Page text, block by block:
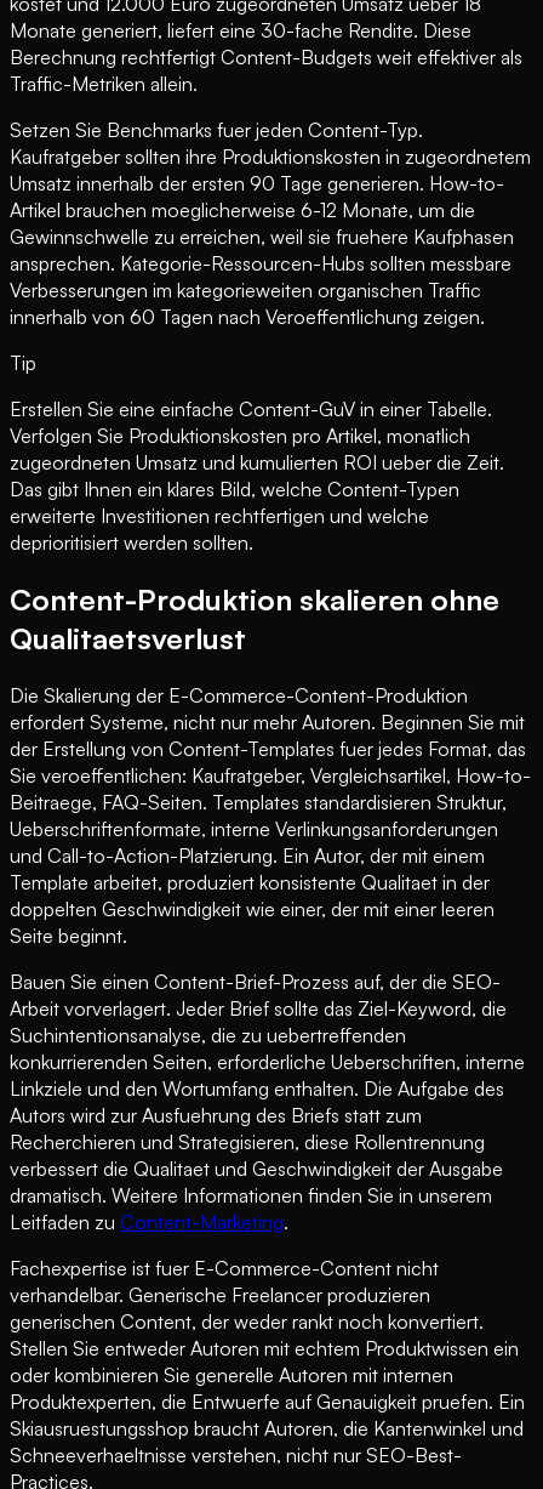
Monate generiert, liefert eine 30-fache Rendite. Diese
Berechnung rechtfertigt Content-Budgets weit effektiver als
Traffic-Metriken allein.
Setzen Sie Benchmarks fuer jeden Content-Typ.
Kaufratgeber sollten ihre Produktionskosten in zugeordnetem
Umsatz innerhalb der ersten 90 Tage generieren. How-to-
Artikel brauchen moeglicherweise 6-12 Monate, um die
Gewinnschwelle zu erreichen, weil sie fruehere Kaufphasen
ansprechen. Kategorie-Ressourcen-Hubs sollten messbare
Verbesserungen im kategorieweiten organischen Traffic
innerhalb von 60 Tagen nach Veroeffentlichung zeigen.
Tip
Erstellen Sie eine einfache Content-GuV in einer Tabelle.
Verfolgen Sie Produktionskosten pro Artikel, monatlich
zugeordneten Umsatz und kumulierten ROI ueber die Zeit.
Das gibt Ihnen ein klares Bild, welche Content-Typen
erweiterte Investitionen rechtfertigen und welche
deprioritisiert werden sollten.
Content-Produktion skalieren ohne
Qualitaetsverlust
Die Skalierung der E-Commerce-Content-Produktion
erfordert Systeme, nicht nur mehr Autoren. Beginnen Sie mit
der Erstellung von Content-Templates fuer jedes Format, das
Sie veroeffentlichen: Kaufratgeber, Vergleichsartikel, How-to-
Beitraege, FAQ-Seiten. Templates standardisieren Struktur,
Ueberschriftenformate, interne Verlinkungsanforderungen
und Call-to-Action-Platzierung. Ein Autor, der mit einem
Template arbeitet, produziert konsistente Qualitaet in der
doppelten Geschwindigkeit wie einer, der mit einer leeren
Seite beginnt.
Bauen Sie einen Content-Brief-Prozess auf, der die SEO-
Arbeit vorverlagert. Jeder Brief sollte das Ziel-Keyword, die
Suchintentionsanalyse, die zu uebertreffenden
konkurrierenden Seiten, erforderliche Ueberschriften, interne
Linkziele und den Wortumfang enthalten. Die Aufgabe des
Autors wird zur Ausfuehrung des Briefs statt zum
Recherchieren und Strategisieren, diese Rollentrennung
verbessert die Qualitaet und Geschwindigkeit der Ausgabe
dramatisch. Weitere Informationen finden Sie in unserem
Leitfaden zu Content-Marketing.
Fachexpertise ist fuer E-Commerce-Content nicht
verhandelbar. Generische Freelancer produzieren
generischen Content, der weder rankt noch konvertiert.
Stellen Sie entweder Autoren mit echtem Produktwissen ein
oder kombinieren Sie generelle Autoren mit internen
Produktexperten, die Entwuerfe auf Genauigkeit pruefen. Ein
Skiausruestungsshop braucht Autoren, die Kantenwinkel und
Schneeverhaeltnisse verstehen, nicht nur SEO-Best-
Practices.